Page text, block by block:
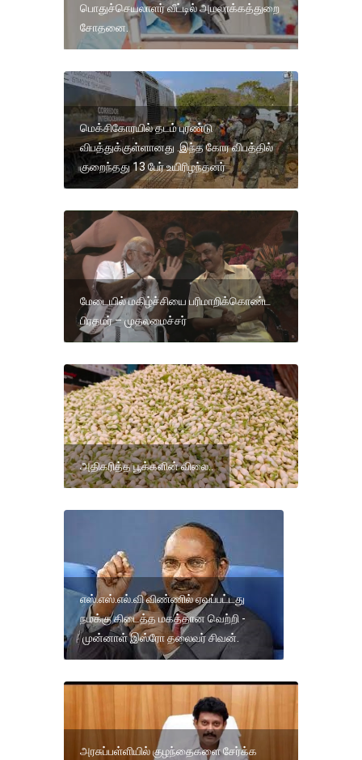
பொதுச்செயலாளர் வீட்டில் அமலாக்கத்துறை
சோதனை.
மெக்சிகோரயில் தடம் புரண்டு
விபத்துக்குள்ளானது .இந்த கோர விபத்தில்
குறைந்தது 13 பேர் உயிரிழந்தனர்
மேடையில் மகிழ்ச்சியை பரிமாறிக்கொண்ட
பிரதமர் – முதலமைச்சர்
அதிகரித்த பூக்களின் விலை..
எஸ்.எஸ்.எல்.வி விண்ணில் ஏவப்பட்டது
நமக்கு கிடைத்த மகத்தான வெற்றி -
முன்னாள் இஸ்ரோ தலைவர் சிவன்.
அரசுப்பள்ளியில் குழந்தைகளை சேர்க்க